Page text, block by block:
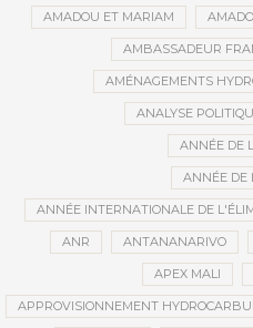
AMADOU ET MARIAM
AMBASSADEUR
AMÉNAGEMENTS
ANALYSE
ANNÉE DE
ANNÉE DE
ANNÉE INTERNATIONALE DE
ANR ANTANANARIVO
APEX MALI
APPROVISIONNEMENT